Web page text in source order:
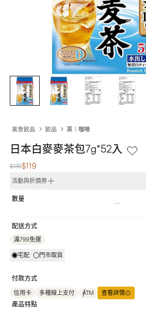
美食飲品 飲品 茶｜咖啡
日本白麥麥茶包7g*52入
$139$119
活動與折價券
數量
配送方式
滿799免運
宅配 門市取貨
付款方式
信用卡 多種線上支付 ATM 查看詳情
產品特點